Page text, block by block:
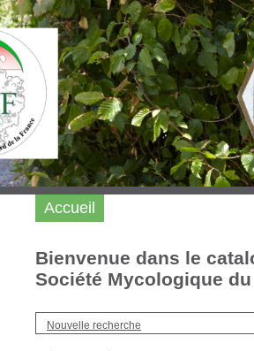
Bienvenue dans le
Société Mycologique
Nouvelle recherche
Accueil